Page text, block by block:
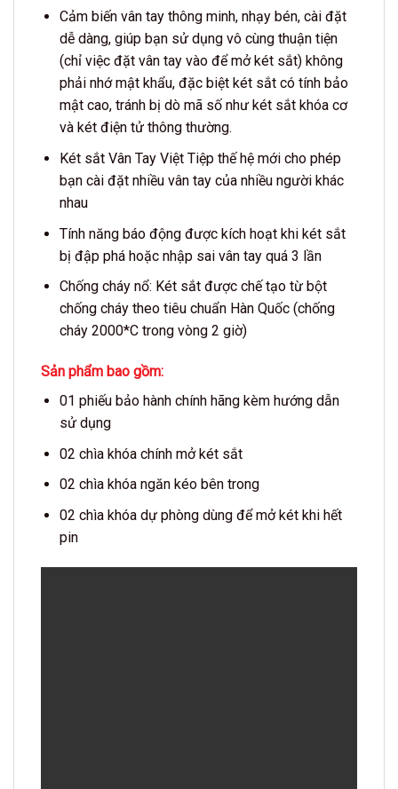
Cảm biến vân tay thông minh, nhạy bén, cài đặt
dễ dàng, giúp bạn sử dụng vô cùng thuận tiện
(chỉ việc đặt vân tay vào để mở két sắt) không
phải nhớ mật khẩu, đặc biệt két sắt có tính bảo
mật cao, tránh bị dò mã số như két sắt khóa cơ
và két điện tử thông thường.
Két sắt Vân Tay Việt Tiệp thế hệ mới cho phép
bạn cài đặt nhiều vân tay của nhiều người khác
nhau
Tính năng báo động được kích hoạt khi két sắt
bị đập phá hoặc nhập sai vân tay quá 3 lần
Chống cháy nổ: Két sắt được chế tạo từ bột
chống cháy theo tiêu chuẩn Hàn Quốc (chống
cháy 2000*C trong vòng 2 giờ)
Sản phẩm bao gồm:
01 phiếu bảo hành chính hãng kèm hướng dẫn
sử dụng
02 chìa khóa chính mở két sắt
02 chìa khóa ngăn kéo bên trong
02 chìa khóa dự phòng dùng để mở két khi hết
pin